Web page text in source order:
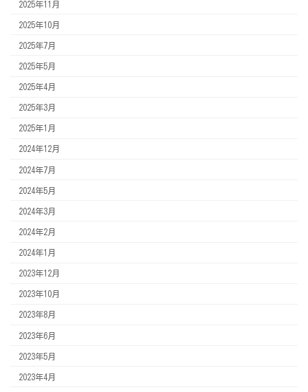
2025年11月
2025年10月
2025年7月
2025年5月
2025年4月
2025年3月
2025年1月
2024年12月
2024年7月
2024年5月
2024年3月
2024年2月
2024年1月
2023年12月
2023年10月
2023年8月
2023年6月
2023年5月
2023年4月